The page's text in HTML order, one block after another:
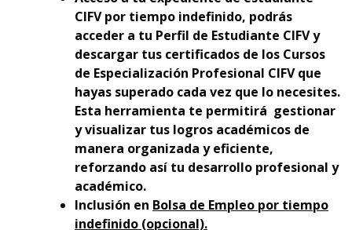
CIFV por tiempo indefinido, podrás
acceder a tu Perfil de Estudiante CIFV y
descargar tus certificados de los Cursos
de Especialización Profesional CIFV que
hayas superado cada vez que lo necesites.
Esta herramienta te permitirá gestionar
y visualizar tus logros académicos de
manera organizada y eficiente,
reforzando así tu desarrollo profesional y
académico.
Inclusión en Bolsa de Empleo por tiempo
indefinido (opcional).